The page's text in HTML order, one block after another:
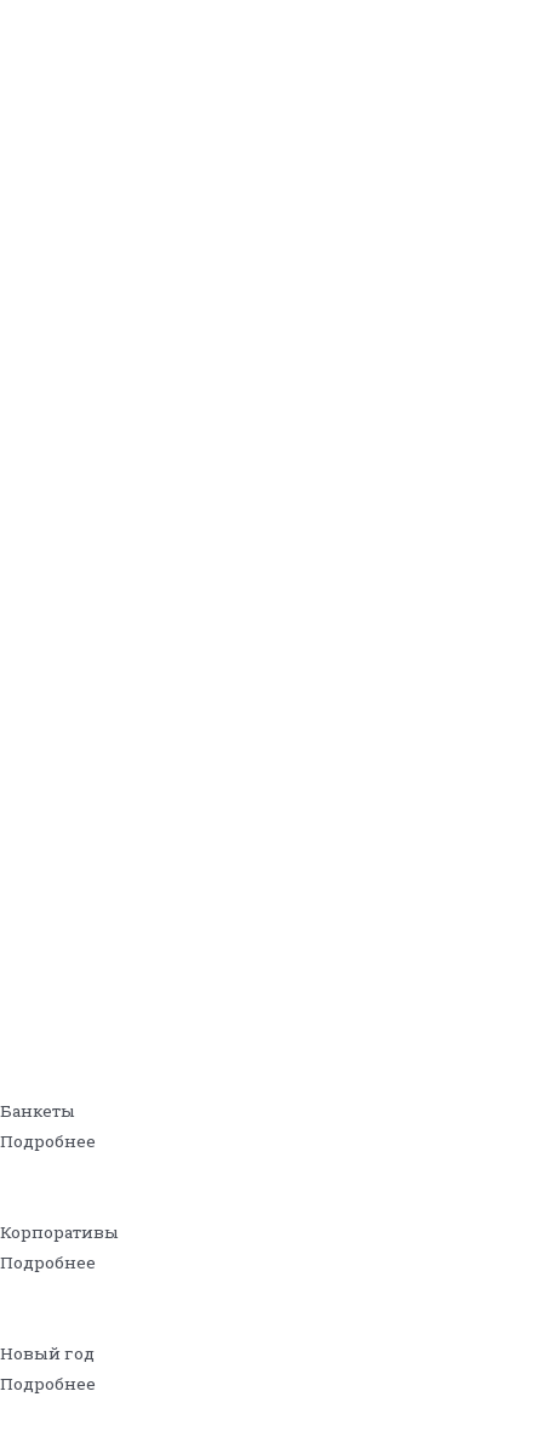
Банкеты
Подробнее
Корпоративы
Подробнее
Новый год
Подробнее